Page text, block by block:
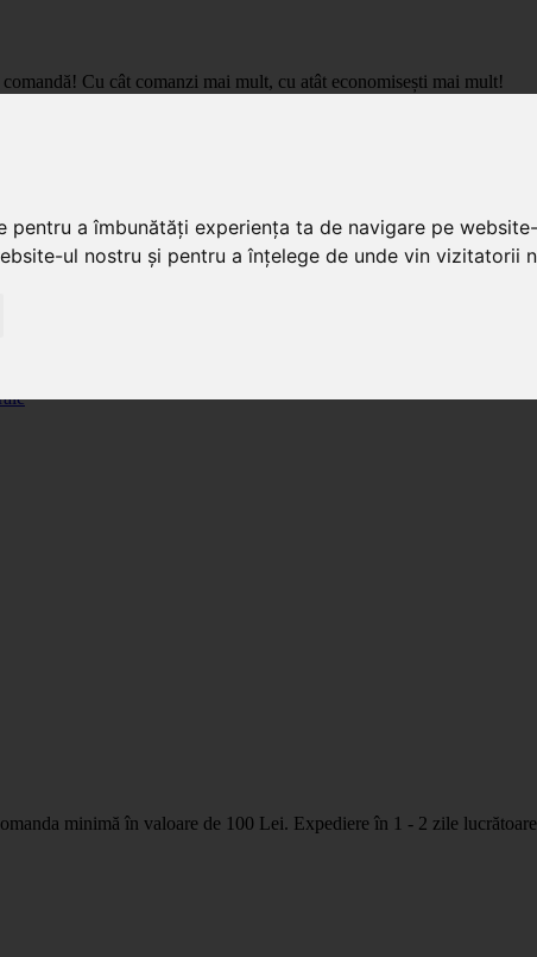
a îmbunătăți experiența ta de navigare pe
ul nostru și pentru a înțelege de unde vin vizitatorii
Cu cât comanzi mai mult, cu atât economisești mai mult!
de importator, cu livrare in toata Romania.
minimă în valoare de 100 Lei. Expediere în 1 - 2 zile